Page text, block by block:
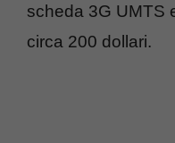
scheda 3G UMTS
circa 200 dollari.